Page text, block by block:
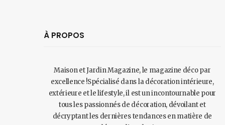
À PROPOS
Maison et Jardin Magazine, le magazine déco par
excellence !Spécialisé dans la décoration intérieure,
extérieure et le lifestyle, il est un incontournable pour
tous les passionnés de décoration, dévoilant et
décryptant les dernières tendances en matière de